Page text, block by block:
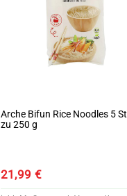
Arche Bifun Rice Noodles 5
zu 250 g
21,99 €